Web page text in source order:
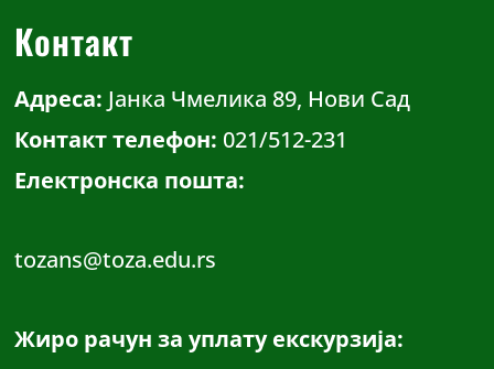
Контакт
Адреса: Јанка Чмелика 89, Нови Сад
Контакт телефон: 021/512-231
Електронска пошта:
tozans@toza.edu.rs
Жиро рачун за уплату екскурзија: